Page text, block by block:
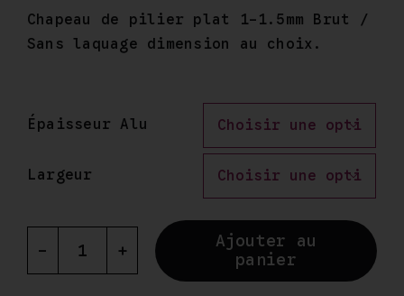
prix :
30,00 €
à
Chapeau de pilier plat 1-1.5mm Brut /
Sans laquage dimension au choix.
Épaisseur Alu 
Largeur 
quantité
Ajouter au
panier